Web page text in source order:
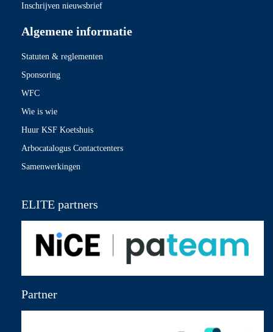
Inschrijven nieuwsbrief
Algemene informatie
Statuten & reglementen
Sponsoring
WFC
Wie is wie
Huur KSF Koetshuis
Arbocatalogus Contactcenters
Samenwerkingen
ELITE partners
Partner